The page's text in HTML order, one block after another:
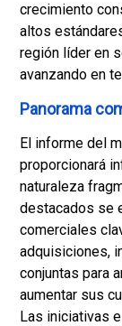
crecimiento
altos
región líder en
avanzando en
Panorama
El informe del
proporcionará
naturaleza
destacados se
comerciales
adquisiciones,
conjuntas para
aumentar sus
Las iniciativas